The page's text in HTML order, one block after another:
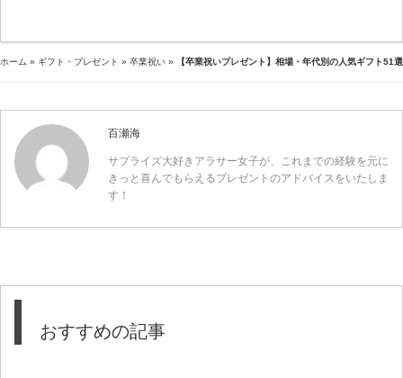
ホーム » ギフト・プレゼント » 卒業祝い » 【卒業祝いプレゼント】相場・年代別の人気ギフト51選
百瀬海
サプライズ大好きアラサー女子が、これまでの経験を元に
きっと喜んでもらえるプレゼントのアドバイスをいたしま
す！
おすすめの記事